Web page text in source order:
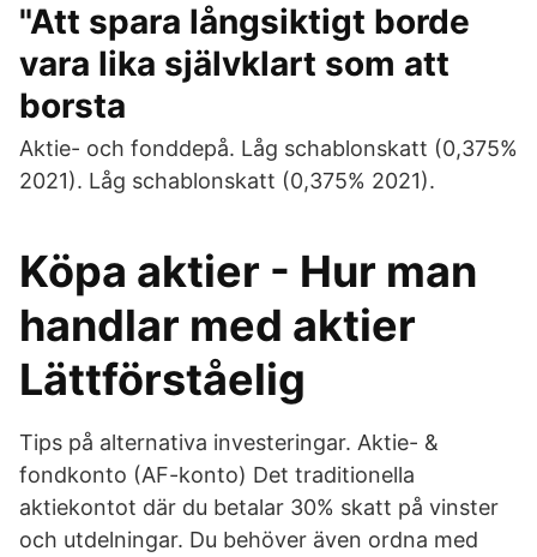
"Att spara långsiktigt borde
vara lika självklart som att
borsta
Aktie- och fonddepå. Låg schablonskatt (0,375%
2021). Låg schablonskatt (0,375% 2021).
Köpa aktier - Hur man
handlar med aktier
Lättförståelig
Tips på alternativa investeringar. Aktie- &
fondkonto (AF-konto) Det traditionella
aktiekontot där du betalar 30% skatt på vinster
och utdelningar. Du behöver även ordna med